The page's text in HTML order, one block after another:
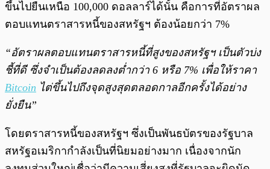
ขึ้นไปยืนเหนือ 100,000 ดอลลาร์ได้นั้น คือการที่อัตราผล
ตอบแทนตราสารหนี้ของสหรัฐฯ ต้องน้อยกว่า 7%
“อัตราผลตอบแทนตราสารหนี้ที่สูงของสหรัฐฯ เป็นตัวบ่ง
ชี้ที่ดี ซึ่งจำเป็นต้องลดลงต่ำกว่า 6 หรือ 7% เพื่อให้ราคา
Bitcoin ไต่ขึ้นไปถึงจุดสูงสุดตลอดกาลอีกครั้งได้อย่าง
ยั่งยืน”
โดยตราสารหนี้ของสหรัฐฯ ซึ่งเป็นพันธบัตรของรัฐบาล
สหรัฐอเมริกากำลังเป็นที่นิยมอย่างมาก เนื่องจากนัก